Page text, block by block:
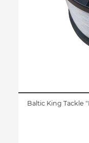
Baltic King Tackle